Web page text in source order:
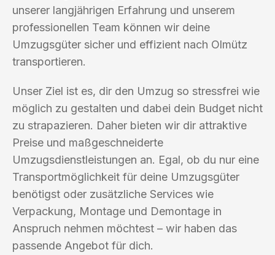
unserer langjährigen Erfahrung und unserem
professionellen Team können wir deine
Umzugsgüter sicher und effizient nach Olmütz
transportieren.
Unser Ziel ist es, dir den Umzug so stressfrei wie
möglich zu gestalten und dabei dein Budget nicht
zu strapazieren. Daher bieten wir dir attraktive
Preise und maßgeschneiderte
Umzugsdienstleistungen an. Egal, ob du nur eine
Transportmöglichkeit für deine Umzugsgüter
benötigst oder zusätzliche Services wie
Verpackung, Montage und Demontage in
Anspruch nehmen möchtest – wir haben das
passende Angebot für dich.